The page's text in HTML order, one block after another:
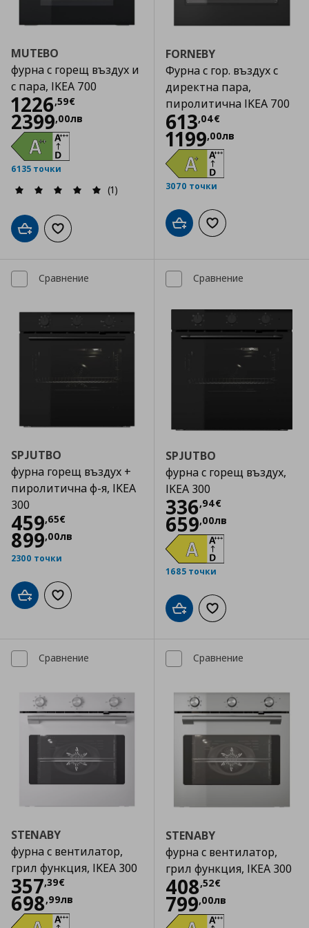
MUTEBO
фурна с горещ въздух и
с пара, IKEA 700
1226,59€
Цена1226,59 €
2399,00лв
6135 точки
(1)
Добави в кошницата
Добави към списъка с любими
FORNEBY
Фурна с гор. въздух с
директна пара,
пиролитична IKEA 700
613,04€
Цена
1199,00лв
3070 точки
Добави в кошницата
Добави към
Сравнение
SPJUTBO
фурна горещ въздух +
пиролитична ф-я, IKEA
300
459,65€
Цена
899,00лв
2300 точки
Добави в кошницата
Добави към списъка с любими
Сравнение
SPJUTBO
фурна с горещ въздух,
IKEA 300
336,94€
Цена336,94 €
659,00лв
1685 точки
Добави в кошницата
Добави към
Сравнение
STENABY
фурна с вентилатор,
грил функция, IKEA 300
357,39€
Цена
698,99лв
Сравнение
STENABY
фурна с вентилатор,
грил функция, IKEA 300
408,52€
Цена
799,00лв